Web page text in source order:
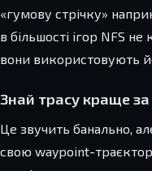
«гумову стрічку»
в більшості ігор NFS
вони використовують
Знай трасу краще
Це звучить банально,
свою waypoint-